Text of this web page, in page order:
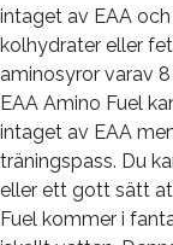
intaget av EAA
kolhydrater eller
aminosyror varav
EAA Amino Fuel
intaget av EAA
träningspass. Du
eller ett gott sätt
Fuel kommer i